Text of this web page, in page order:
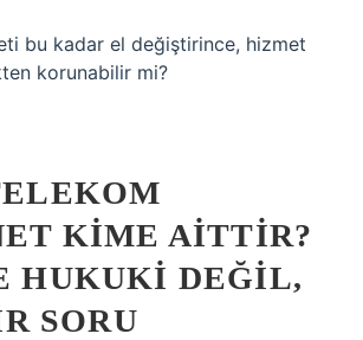
bu kadar el değiştirince, hizmet
korunabilir mi?
KIME AITTIR?
HUKUKI DEĞIL,
SORU